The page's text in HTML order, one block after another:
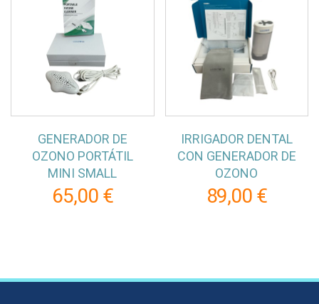
GENERADOR DE
OZONO PORTÁTIL
MINI SMALL
65,00 €
IRRIGADOR DENTAL
CON GENERADOR DE
OZONO
89,00 €